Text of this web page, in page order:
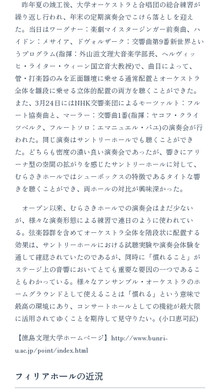
昨年夏の竣工後、大学オーケストラと合唱団の総合練習が
繰り返し行われ、年末の定期演奏会でこけら落としを迎え
た。当日はワーグナー：楽劇マイスタージンガー前奏曲、ハ
イドン：メサイア、ドヴォルザーク：交響曲第9番新世界とい
うプログラム(指揮：外山滋文理大音楽学部長、ヘルヴィッ
ヒ・ライター・ウィーン国立音大教授)で、曲目によって、
管・打楽器のみを正面雛壇に乗せる通常配置とオーケストラ
全体を雛段に乗せる立体的配置の両方を聴くことができた。
また、3月24日にはNHK交響楽団によるモーツァルト：フル
ート協奏曲と、マーラー：交響曲1番(指揮：ヤコフ・クライ
ツベルク、フルートソロ：エマニュエル・パユ)の演奏会が行
われた。同じ演奏はサントリーホールでも聴くことができ
た。どちらも密度の濃い良い演奏会であったが、響きにアリ
ーナ型の空間の拡がりを感じたサントリーホールに対して、
むらさきホールではシューボックスの特徴であるタイトな響
きを聴くことができ、両ホールの対比が興味深かった。
オープン以来、むらさきホールでの演奏会はまだ少ない
が、様々な演奏形態による練習で連日のように使われてい
る。弦楽器群を含めてオーケストラ全体を階段状に配置する
効果は、サントリーホールにおける試聴実験や演奏会体験を
通して確認されていたのであるが、同時に「慣れること」が
ステージ上の音響においてとても重要な要因の一つであるこ
ともわかっている。様々なアンサンブル・オーケストラのホ
ームグラウンドとして使えることは「慣れる」という意味で
最高の環境にあり、コンサートホールとしての機能が最大限
に活用されてゆくことを期待して見守りたい。(小口恵司記)
【徳島文理大学ホームページ】http://www.bunri-
u.ac.jp/point/index.html
フィリアホールの近況